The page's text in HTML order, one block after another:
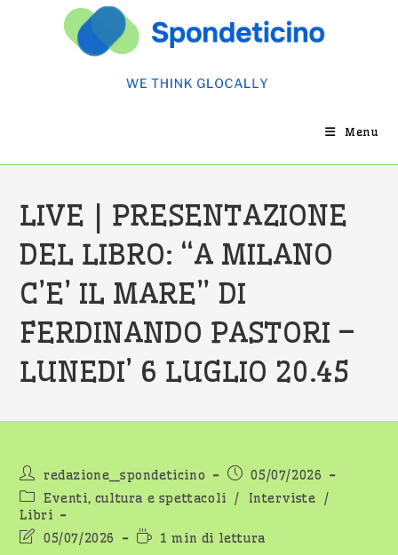
Menu
LIVE | PRESENTAZIONE
DEL LIBRO: “A MILANO
C’E’ IL MARE” DI
FERDINANDO PASTORI –
LUNEDI’ 6 LUGLIO 20.45
Autore
dell'articolo:
redazione_spondeticino
Articolo
pubblicato:
05/07/2026
Categoria
dell'articolo:
Eventi, cultura e spettacoli / Interviste /
Libri
Ultima05/07/2026
Tempo1 min di lettura